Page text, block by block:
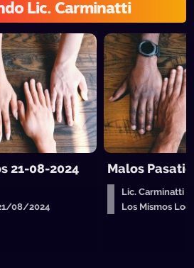
Lic. Carminatti
21-08-2024
08/2024
Malos
Lic. Carminatti
Los Mismos